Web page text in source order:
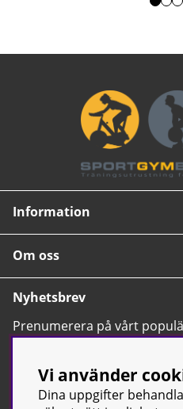
Information
Om oss
Nyhetsbrev
Prenumerera på vårt
tips, nyheter och våra allra
Vi använder
Dina uppgifter